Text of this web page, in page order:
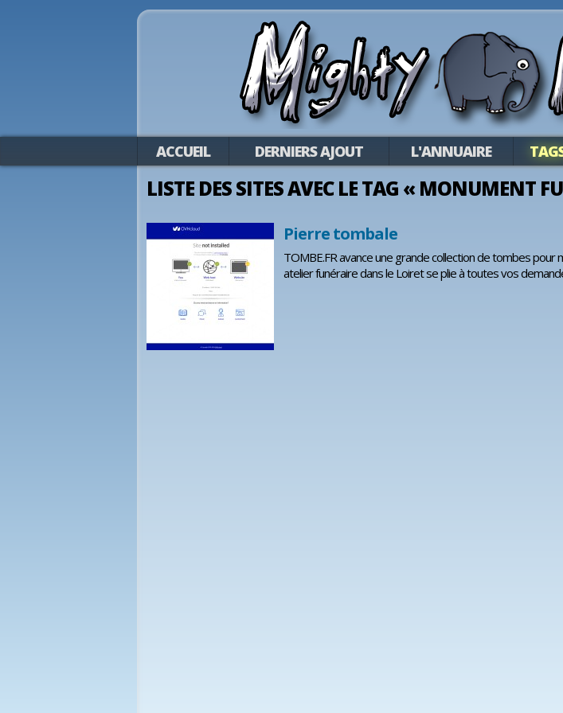
ACCUEIL DERNIERS AJOUT L'ANNUAIRE
LISTE DES SITES AVEC LE TAG « MONUMENT
Pierre tombale
TOMBE.FR avance une grande collection de tombes
atelier funéraire dans le Loiret se plie à toutes vos